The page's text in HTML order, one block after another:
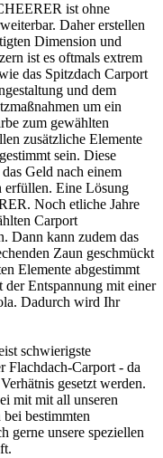
ist ohne
Daher erstellen
Dimension und
ist es oftmals extrem
das Spitzdach Carport
und dem
um ein
zum gewählten
zusätzliche Elemente
sein. Diese
Geld nach einem
erfüllen. Eine Lösung
Noch etliche Jahre
Carport
Dann kann zudem das
Zaun geschmückt
Elemente abgestimmt
der Entspannung mit einer
Dadurch wird Ihr
schwierigste
Flachdach-Carport - da
gesetzt werden.
mit mit all unseren
bestimmten
gerne unsere speziellen
.